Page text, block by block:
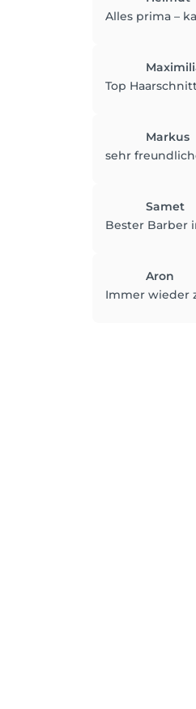
Alles prima –
Top
Markus
sehr
Samet
Bester Barber
Aron
Immer wieder